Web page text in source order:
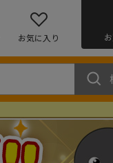
お気に入り